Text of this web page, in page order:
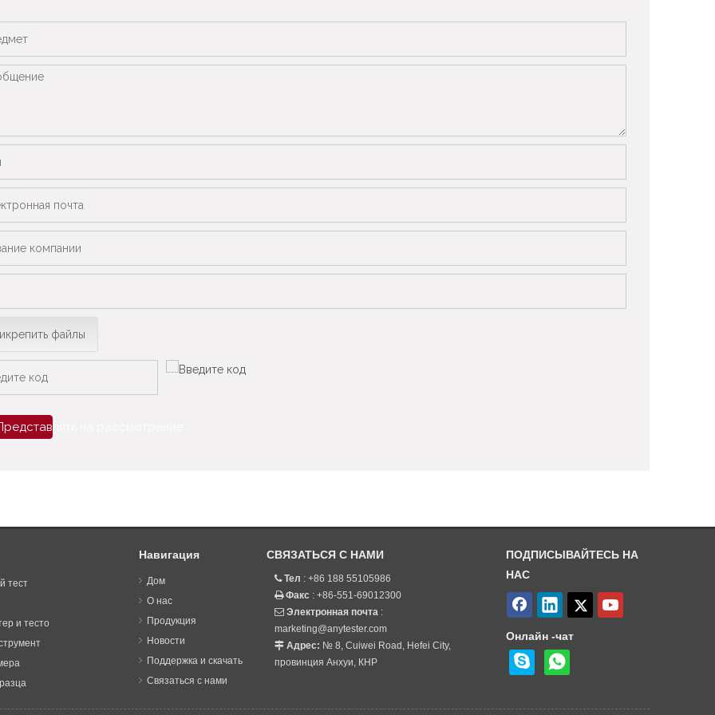
файлы
на рассмотрение
тест
и тесто
Навигация
Дом
О нас
Продукция
Новости
Поддержка и скачать
Связаться с нами
СВЯЗАТЬСЯ С НАМИ
Тел : +86 188 55105986
Факс : +86-551-69012300
 Электронная почта :
marketing@anytester.com
 Адрес: № 8, Cuiwei Road, Hefei City,
провинция Анхуи, КНР
ПОДПИСЫВАЙТЕСЬ НА
НАС
Онлайн -чат